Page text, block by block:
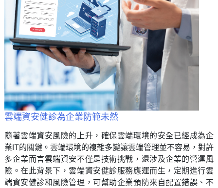
雲端資安健診為企業防範未然
隨著雲端資安風險的上升，確保雲端環境的安全已經成為企
業IT的關鍵。雲端環境的複雜多變讓雲端管理並不容易，對許
多企業而言雲端資安不僅是技術挑戰，還涉及企業的營運風
險。在此背景下，雲端資安健診服務應運而生，定期進行雲
端資安健診和風險管理，可幫助企業預防來自配置錯誤、不